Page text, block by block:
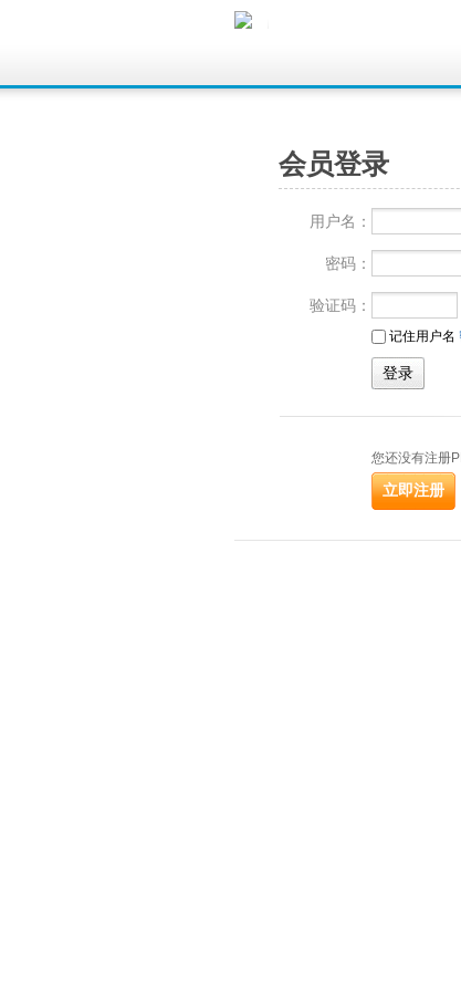
会员登录
用户名：
密码：
验证码：
记住用户名
您还没有注册